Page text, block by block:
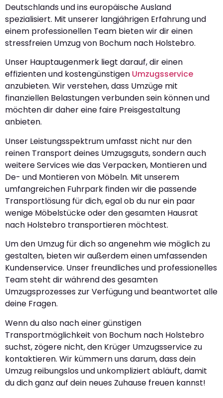
Deutschlands und ins europäische Ausland
spezialisiert. Mit unserer langjährigen Erfahrung und
einem professionellen Team bieten wir dir einen
stressfreien Umzug von Bochum nach Holstebro.
Unser Hauptaugenmerk liegt darauf, dir einen
effizienten und kostengünstigen Umzugsservice
anzubieten. Wir verstehen, dass Umzüge mit
finanziellen Belastungen verbunden sein können und
möchten dir daher eine faire Preisgestaltung
anbieten.
Unser Leistungsspektrum umfasst nicht nur den
reinen Transport deines Umzugsguts, sondern auch
weitere Services wie das Verpacken, Montieren und
De- und Montieren von Möbeln. Mit unserem
umfangreichen Fuhrpark finden wir die passende
Transportlösung für dich, egal ob du nur ein paar
wenige Möbelstücke oder den gesamten Hausrat
nach Holstebro transportieren möchtest.
Um den Umzug für dich so angenehm wie möglich zu
gestalten, bieten wir außerdem einen umfassenden
Kundenservice. Unser freundliches und professionelles
Team steht dir während des gesamten
Umzugsprozesses zur Verfügung und beantwortet alle
deine Fragen.
Wenn du also nach einer günstigen
Transportmöglichkeit von Bochum nach Holstebro
suchst, zögere nicht, den Krüger Umzugsservice zu
kontaktieren. Wir kümmern uns darum, dass dein
Umzug reibungslos und unkompliziert abläuft, damit
du dich ganz auf dein neues Zuhause freuen kannst!